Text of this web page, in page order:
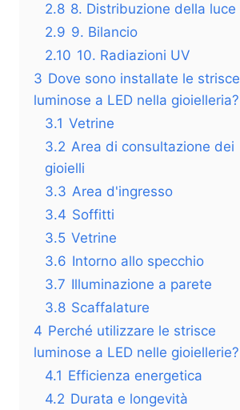
2.8 8. Distribuzione della luce
2.9 9. Bilancio
2.10 10. Radiazioni UV
3 Dove sono installate le strisce
luminose a LED nella gioielleria?
3.1 Vetrine
3.2 Area di consultazione dei
gioielli
3.3 Area d'ingresso
3.4 Soffitti
3.5 Vetrine
3.6 Intorno allo specchio
3.7 Illuminazione a parete
3.8 Scaffalature
4 Perché utilizzare le strisce
luminose a LED nelle gioiellerie?
4.1 Efficienza energetica
4.2 Durata e longevità